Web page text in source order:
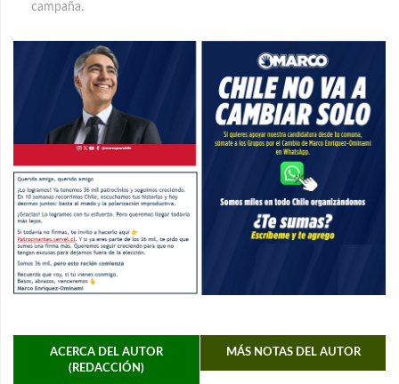
campaña.
ACERCA DEL AUTOR
(REDACCIÓN)
MÁS NOTAS DEL AUTOR